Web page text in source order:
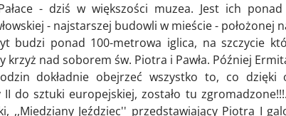
- dziś w większości muzea. Jest ich
- najstarszej budowli w mieście - położonej
budzi ponad 100-metrowa iglica, na szczycie
krzyż nad soborem św. Piotra i Pawła. Później
dokładnie obejrzeć wszystko to, co dzięki
II do sztuki europejskiej, zostało tu
,,Miedziany Jeździec'' przedstawiający Piotra I